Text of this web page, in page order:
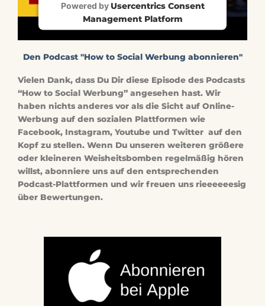
Powered by Usercentrics Consent
Management Platform
Den Podcast "How to Social Werbung abonnieren"
Vielen Dank, dass Du Dir diese Episode des Podcasts
“How to Social Werbung” angesehen hast. Wir
haben nichts anderes vor als die Sicht auf Online-
Werbung auf den sozialen Plattformen wie
Facebook, Instagram, Youtube und Twitter auf den
Kopf zu stellen. Wenn Du unseren weiteren größere
oder kleineren Weisheitsbomben regelmäßig hören
willst, abonniere uns auf den entsprechenden
Podcast-Plattformen und wir freuen uns rieeeeeesig
über Bewertungen.